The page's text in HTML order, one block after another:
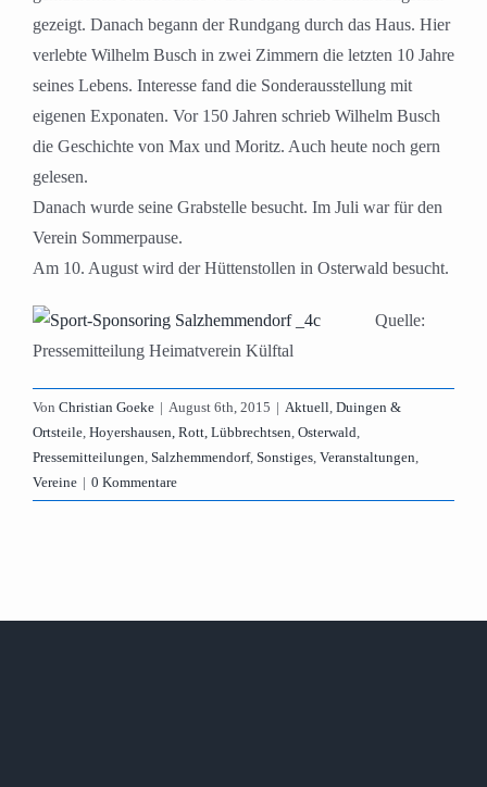
gezeigt. Danach begann der Rundgang durch das Haus. Hier
verlebte Wilhelm Busch in zwei Zimmern die letzten 10 Jahre
seines Lebens. Interesse fand die Sonderausstellung mit
eigenen Exponaten. Vor 150 Jahren schrieb Wilhelm Busch
die Geschichte von Max und Moritz. Auch heute noch gern
gelesen.
Danach wurde seine Grabstelle besucht. Im Juli war für den
Verein Sommerpause.
Am 10. August wird der Hüttenstollen in Osterwald besucht.
Quelle:
Pressemitteilung Heimatverein Külftal
Von Christian Goeke | August 6th, 2015 | Aktuell, Duingen &
Ortsteile, Hoyershausen, Rott, Lübbrechtsen, Osterwald,
Pressemitteilungen, Salzhemmendorf, Sonstiges, Veranstaltungen,
Vereine | 0 Kommentare